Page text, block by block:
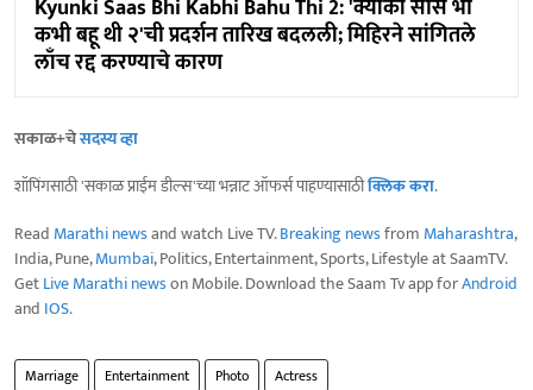
Kyunki Saas Bhi Kabhi Bahu Thi 2: 'क्योंकी सास भी
कभी बहू थी २'ची प्रदर्शन तारिख बदलली; मिहिरने सांगितले
लाँच रद्द करण्याचे कारण
सकाळ+चेसदस्य व्हा
शॉपिंगसाठी 'सकाळ प्राईम डील्स'च्या भन्नाट ऑफर्स पाहण्यासाठीक्लिक करा.
Read Marathi newsand watch Live TV.Breaking newsfrom Maharashtra,
India, Pune,Mumbai, Politics, Entertainment, Sports, Lifestyle at SaamTV.
GetLive Marathi newson Mobile. Download the Saam Tv app forAndroid
and IOS.
Marriage Entertainment Photo Actress